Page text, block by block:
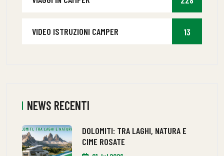
VIDEO ISTRUZIONI CAMPER 13
NEWS RECENTI
DOLOMITI: TRA LAGHI, NATURA E
CIME ROSATE